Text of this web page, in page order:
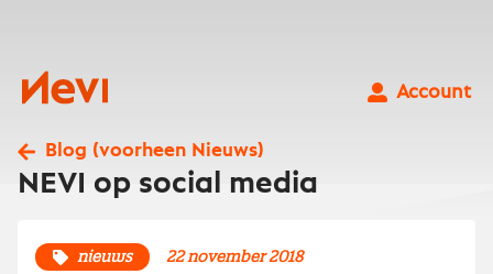
Nevi
Account
Blog (voorheen Nieuws)
NEVI op social media
nieuws 22 november 2018